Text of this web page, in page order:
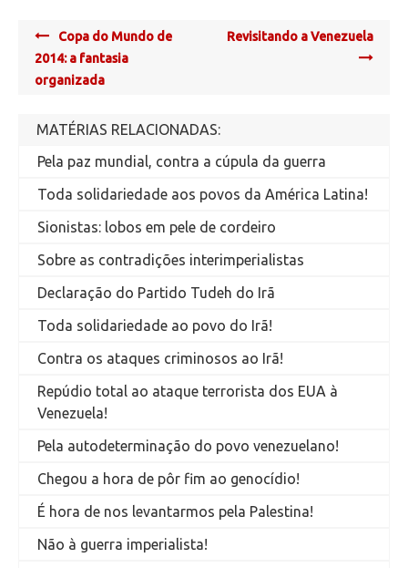
Post
navigation
Copa do Mundo de
2014: a fantasia
organizada
Revisitando a Venezuela
MATÉRIAS RELACIONADAS:
Pela paz mundial, contra a cúpula da guerra
Toda solidariedade aos povos da América Latina!
Sionistas: lobos em pele de cordeiro
Sobre as contradições interimperialistas
Declaração do Partido Tudeh do Irã
Toda solidariedade ao povo do Irã!
Contra os ataques criminosos ao Irã!
Repúdio total ao ataque terrorista dos EUA à
Venezuela!
Pela autodeterminação do povo venezuelano!
Chegou a hora de pôr fim ao genocídio!
É hora de nos levantarmos pela Palestina!
Não à guerra imperialista!